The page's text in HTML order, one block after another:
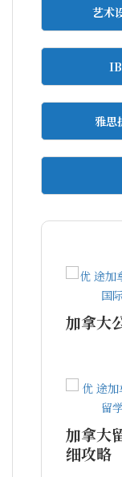
艺术
雅
加拿大
加拿大
细攻略